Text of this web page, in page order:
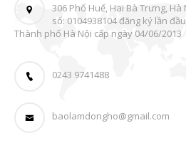
306 Phố Huế, Hai Bà Trưng, Hà
số: 0104938104 đăng ký lần
Thành phố Hà Nội cấp ngày 04/06/2013
0243 9741488
baolamdongho@gmail.com